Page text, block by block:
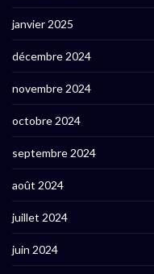
janvier 2025
décembre 2024
novembre 2024
octobre 2024
septembre 2024
août 2024
juillet 2024
juin 2024